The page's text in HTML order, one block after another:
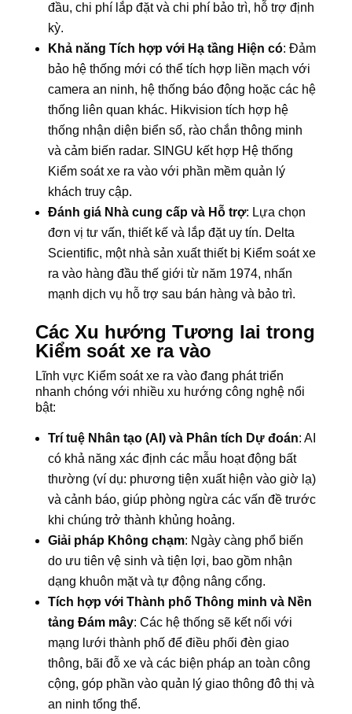
đầu, chi phí lắp đặt và chi phí bảo trì, hỗ trợ định
kỳ.
Khả năng Tích hợp với Hạ tầng Hiện có: Đảm
bảo hệ thống mới có thể tích hợp liền mạch với
camera an ninh, hệ thống báo động hoặc các hệ
thống liên quan khác. Hikvision tích hợp hệ
thống nhận diện biển số, rào chắn thông minh
và cảm biến radar. SINGU kết hợp Hệ thống
Kiểm soát xe ra vào với phần mềm quản lý
khách truy cập.
Đánh giá Nhà cung cấp và Hỗ trợ: Lựa chọn
đơn vị tư vấn, thiết kế và lắp đặt uy tín. Delta
Scientific, một nhà sản xuất thiết bị Kiểm soát xe
ra vào hàng đầu thế giới từ năm 1974, nhấn
mạnh dịch vụ hỗ trợ sau bán hàng và bảo trì.
Các Xu hướng Tương lai trong
Kiểm soát xe ra vào
Lĩnh vực Kiểm soát xe ra vào đang phát triển
nhanh chóng với nhiều xu hướng công nghệ nổi
bật:
Trí tuệ Nhân tạo (AI) và Phân tích Dự đoán: AI
có khả năng xác định các mẫu hoạt động bất
thường (ví dụ: phương tiện xuất hiện vào giờ lạ)
và cảnh báo, giúp phòng ngừa các vấn đề trước
khi chúng trở thành khủng hoảng.
Giải pháp Không chạm: Ngày càng phổ biến
do ưu tiên vệ sinh và tiện lợi, bao gồm nhận
dạng khuôn mặt và tự động nâng cổng.
Tích hợp với Thành phố Thông minh và Nền
tảng Đám mây: Các hệ thống sẽ kết nối với
mạng lưới thành phố để điều phối đèn giao
thông, bãi đỗ xe và các biện pháp an toàn công
cộng, góp phần vào quản lý giao thông đô thị và
an ninh tổng thể.